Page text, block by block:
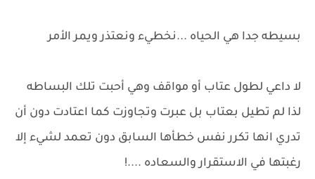
بسيطه جدا هي الحياه ...نخطيء ونعتذر ويمر الأمر
لا داعي لطول عتاب أو مواقف وهي أحبت تلك البساطه
لذا لم تطيل بعتاب بل عبرت وتجاوزت كما اعتادت دون أن
تدري انها تكرر نفس خطأها السابق دون تعمد لشيء إلا
رغبتها في الاستقرار والسعاده ....!